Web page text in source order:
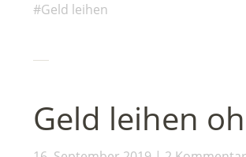
Geld leihen
Geld leihen